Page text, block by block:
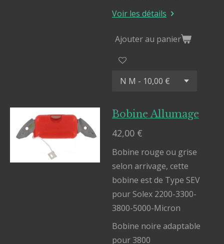
Voir les détails
Ajouter au panier
Bobine Allumage
42,00 €
Bobine rouge ou grise
selon arrivage, cette
bobine est de Type SEV
pour Solex 2200-3300-
3800-5000-Micron
Bobine noire adaptable
pour 3800